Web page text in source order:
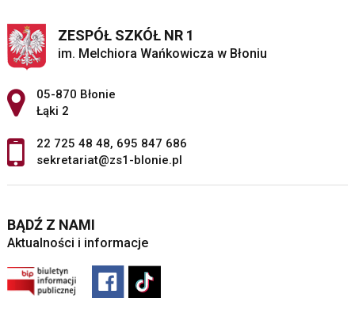
ZESPÓŁ SZKÓŁ NR 1
im. Melchiora Wańkowicza w Błoniu
Adres pocztowy:
05-870 Błonie
Łąki 2
22 725 48 48, 695 847 686
sekretariat@zs1-blonie.pl
BĄDŹ Z NAMI
Aktualności i informacje